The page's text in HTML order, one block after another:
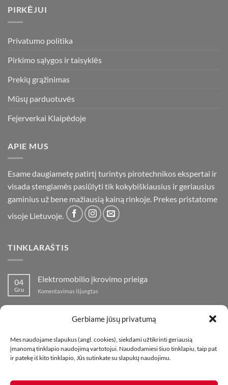
Gerbiame jūsų privatumą
Mes naudojame slapukus (angl. cookies), siekdami užtikrinti geriausią
įmanomą tinklapio naudojimą vartotojui. Naudodamiesi šiuo tinklapiu, taip pat
ir patekę iš kito tinklapio, Jūs sutinkate su slapukų naudojimu.
PIRKĖJUI
Privatumo politika
Pirkimo sąlygos ir taisyklės
Prekių grąžinimas
Mūsų parduotuvės
Fejerverkai Klaipėdoje
APIE MUS
Esame daugiametę patirtį turintys pirotechnikos ekspertai ir
visada stengiamės pasiūlyti tik kokybiškiausius ir geriausius
gaminius už bene mažiausią kainą rinkoje. Prekes pristatome
visoje Lietuvoje.
TINKLARAŠTIS
04
Gru
Elektromobilio įkrovimo prieiga
Komentavimas išjungtas
prieiga
Komentavimas išjungtasįraše
fejerverkų
parduotuvė
Klaipedoje!
01
Lap
Kaip fotografuoti fejerverkus
Komentavimas išjungtasįraše
fejerverkus